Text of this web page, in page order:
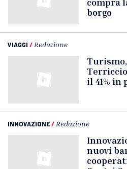
borgo
VIAGGI / Redazione
il 41%
INNOVAZIONE/ Redazione
nuovi